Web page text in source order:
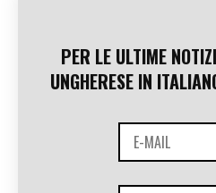
PER LE ULTIME
UNGHERESE IN